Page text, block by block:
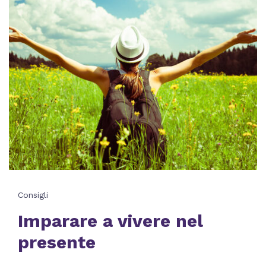
Consigli
Imparare a vivere nel
presente